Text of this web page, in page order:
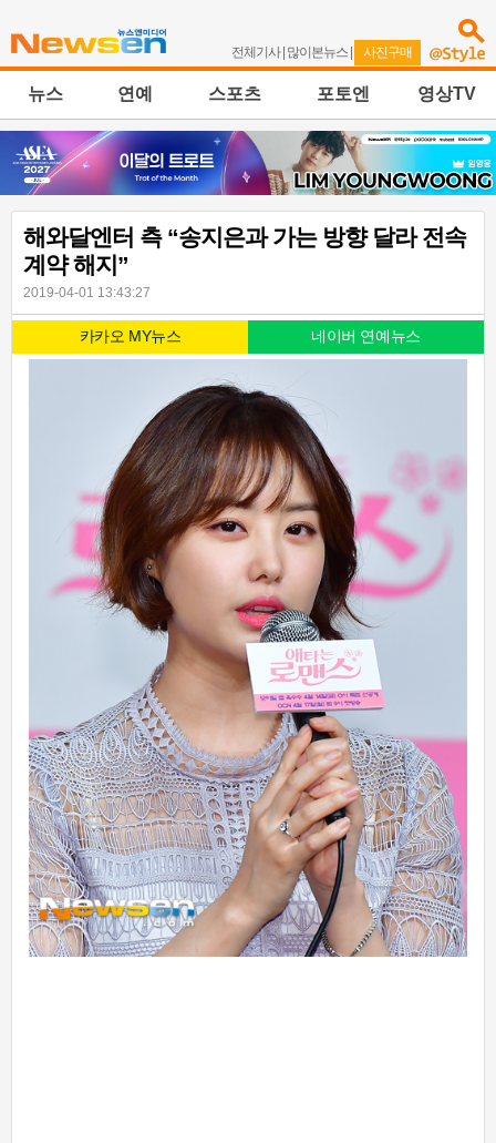
전체기사| 많이본뉴스 | 사진구매
뉴스 연예 스포츠 포토엔 영상TV
해와달엔터 측 “송지은과 가는 방향 달라 전속
계약 해지”
2019-04-01 13:43:27
카카오 MY뉴스 네이버 연예뉴스